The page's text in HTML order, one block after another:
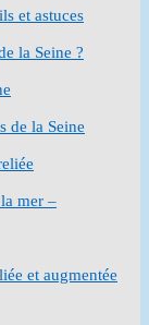
et astuces
la Seine ?
de la Seine
mer –
et augmentée